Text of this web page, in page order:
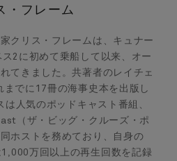
・フレーム
クリス・フレームは、キュナー
ス2に初めて乗船して以来、オー
てきました。共著者のレイチェ
までに17冊の海事史本を出版し
人気のポッドキャスト番組、
（ザ・ビッグ・クルーズ・ポ
ホストを務めており、自身の
万回以上の再生回数を記録